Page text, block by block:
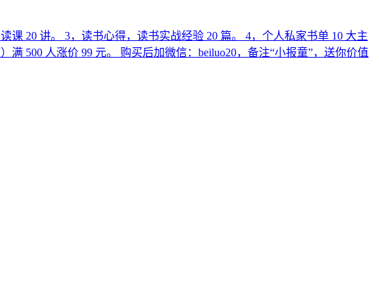
20 讲。 3，读书心得，读书实战经验 20 篇。 4，个人私家书单 10 大主
500 人涨价 99 元。 购买后加微信：beiluo20，备注“小报童”，送你价值